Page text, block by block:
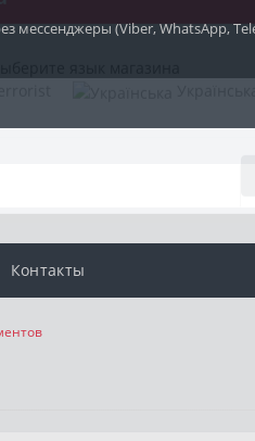
мессенджеры (Viber, WhatsApp,
Контакты
язык магазина